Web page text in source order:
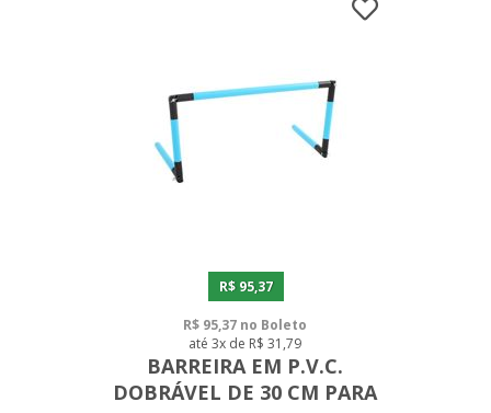
R$ 95,37
R$ 95,37 no Boleto
até 3x de R$ 31,79
BARREIRA EM P.V.C.
DOBRÁVEL DE 30 CM PARA